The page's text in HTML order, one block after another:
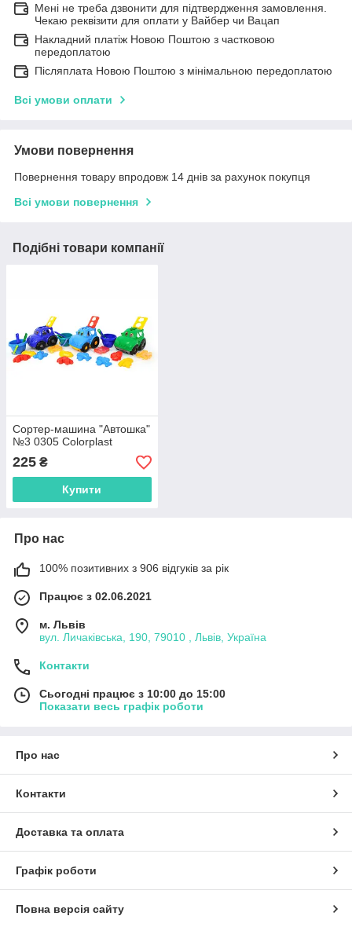
Мені не треба дзвонити для підтвердження замовлення.
Чекаю реквізити для оплати у Вайбер чи Вацап
Накладний платіж Новою Поштою з частковою
передоплатою
Післяплата Новою Поштою з мінімальною передоплатою
Всі умови оплати
Умови повернення
Повернення товару впродовж 14 днів за рахунок покупця
Всі умови повернення
Подібні товари компанії
Сортер-машина "Автошка"
№3 0305 Colorplast
225 ₴
Купити
Про нас
100% позитивних з 906 відгуків за рік
Працює з 02.06.2021
м. Львів
вул. Личаківська, 190, 79010 , Львів, Україна
Контакти
Сьогодні працює з 10:00 до 15:00
Показати весь графік роботи
Про нас
Контакти
Доставка та оплата
Графік роботи
Повна версія сайту